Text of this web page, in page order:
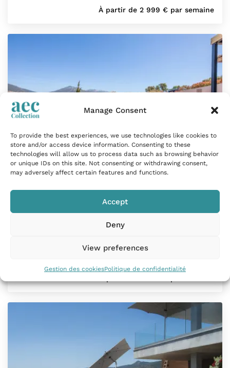
Manage Consent
To provide the best experiences, we use technologies like cookies to
store and/or access device information. Consenting to these
technologies will allow us to process data such as browsing behavior
or unique IDs on this site. Not consenting or withdrawing consent,
may adversely affect certain features and functions.
Accept
Deny
View preferences
Gestion des cookiesPolitique de confidentialité
À partir de 2 999 € par semaine
Villa avec piscine et vue mer
| 3 Chambres
Sur les hauteurs de Propriano, cette villa plain-pied